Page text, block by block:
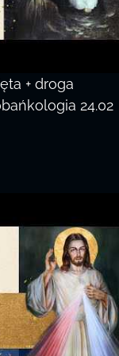
+ droga
24.02